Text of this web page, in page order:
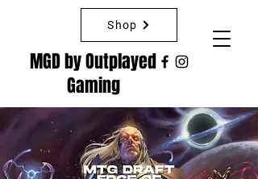
MGD by Outplayed
Gaming
Shop